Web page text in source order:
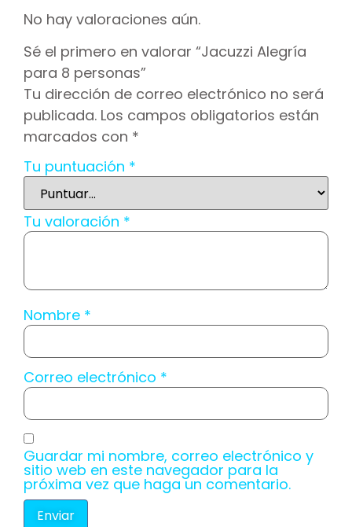
No hay valoraciones aún.
Sé el primero en valorar “Jacuzzi Alegría
para 8 personas”
Tu dirección de correo electrónico no será
publicada. Los campos obligatorios están
marcados con *
Tu puntuación *
Tu valoración *
Nombre *
Correo electrónico *
Guardar mi nombre, correo electrónico y
sitio web en este navegador para la
próxima vez que haga un comentario.